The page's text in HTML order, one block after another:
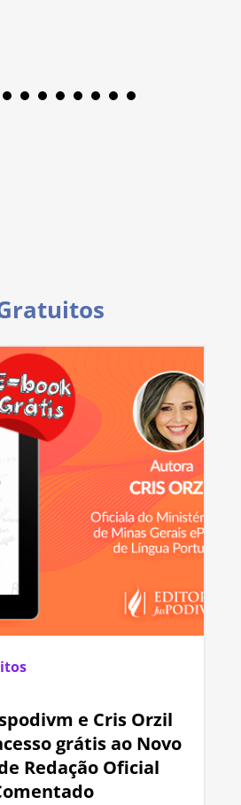
1 2 3
e Cris Orzil
grátis ao Novo
Redação Oficial